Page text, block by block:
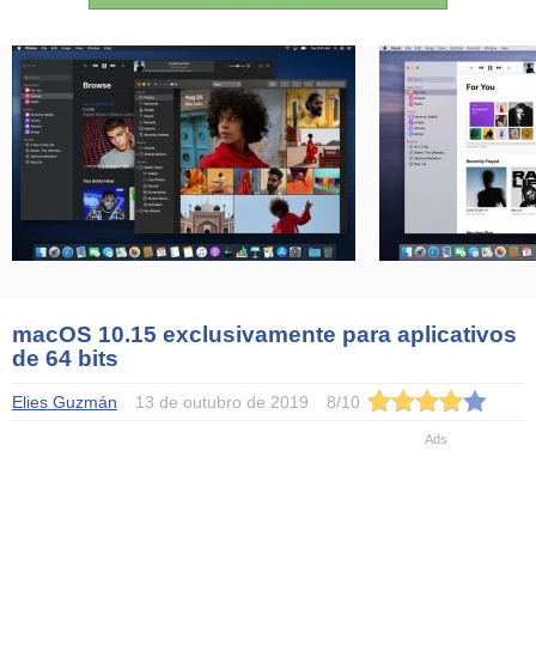
macOS 10.15 exclusivamente para aplicativos
de 64 bits
Elies Guzmán 13 de outubro de 2019 8/10